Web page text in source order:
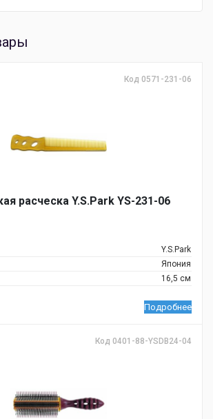
Код 0571-231-06
расческа Y.S.Park YS-231-06
Y.S.Park
Япония
16,5 см
Подробнее
Код 0401-88-YSDB24-04